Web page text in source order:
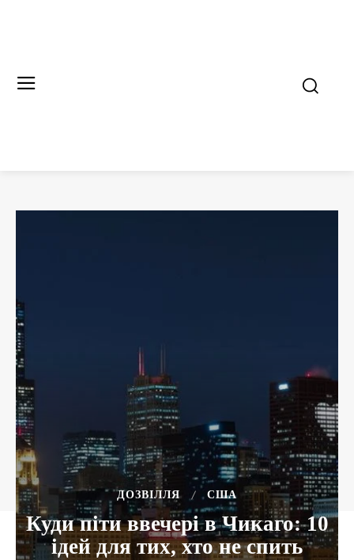
ДОЗВІЛЛЯ США
Куди піти ввечері в Чикаго: 10
ідей для тих, хто не спить